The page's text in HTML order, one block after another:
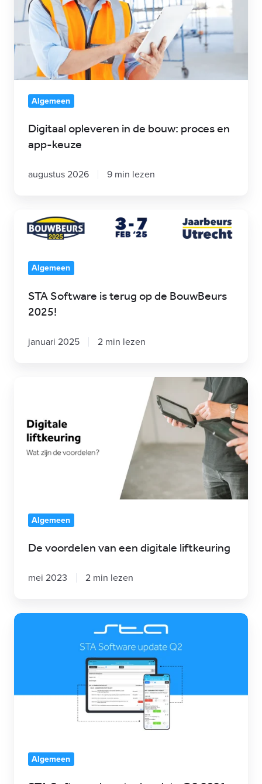
proces
app-
keuze
Algemeen
Digitaal opleveren in de bouw: proces en
app-keuze
augustus 2026 9 min lezen
Software
terug
BouwBeurs
Algemeen
STA Software is terug op de BouwBeurs
2025!
januari 2025 2 min lezen
van
een
digitale
Algemeen
De voordelen van een digitale liftkeuring
mei 2023 2 min lezen
STA
Algemeen